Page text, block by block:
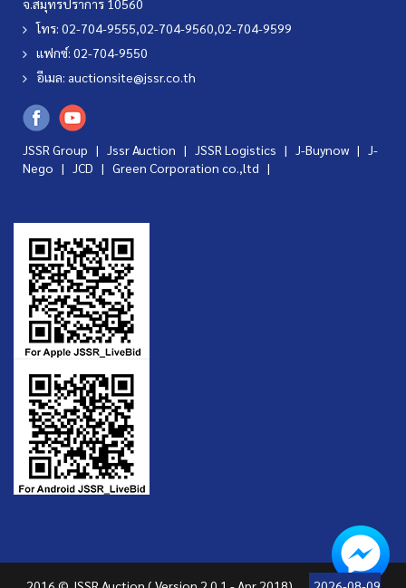
จ.สมุทรปราการ 10560
โทร: 02-704-9555,02-704-9560,02-704-9599
แฟกซ์: 02-704-9550
อีเมล: auctionsite@jssr.co.th
JSSR Group | Jssr Auction | JSSR Logistics | J-Buynow | J-
Nego | JCD | Green Corporation co.,ltd |